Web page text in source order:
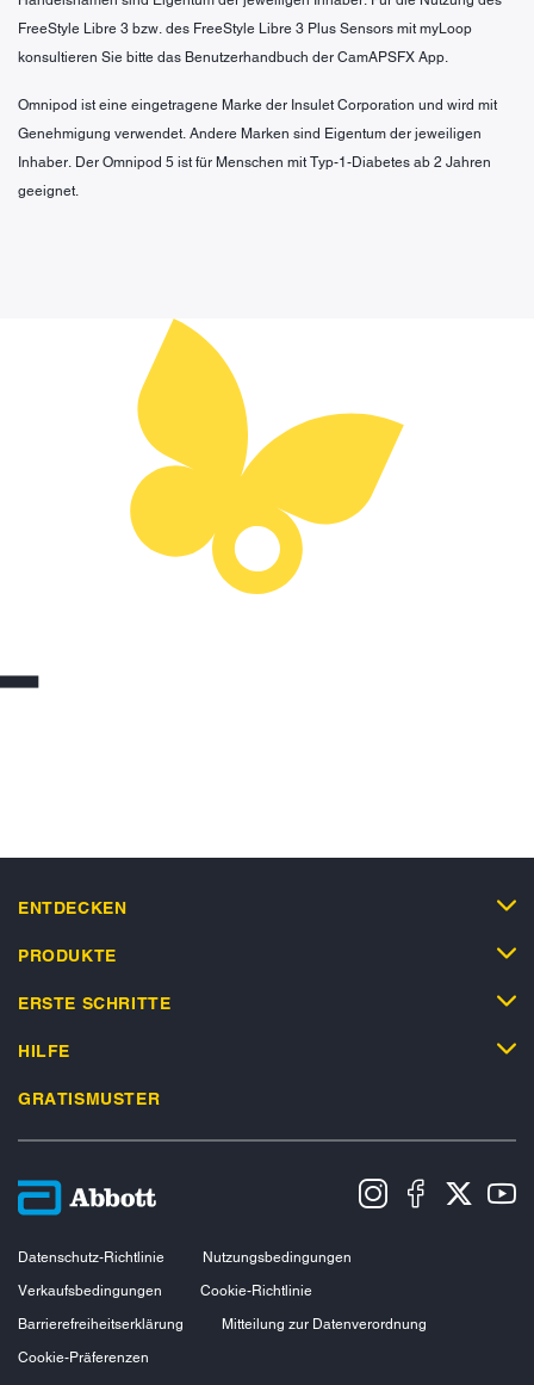
FreeStyle Libre 3 bzw. des FreeStyle Libre 3 Plus Sensors mit myLoop
konsultieren Sie bitte das Benutzerhandbuch der CamAPSFX App.
Omnipod ist eine eingetragene Marke der Insulet Corporation und wird mit
Genehmigung verwendet. Andere Marken sind Eigentum der jeweiligen
Inhaber. Der Omnipod 5 ist für Menschen mit Typ-1-Diabetes ab 2 Jahren
geeignet.
ENTDECKEN
PRODUKTE
ERSTE SCHRITTE
HILFE
GRATISMUSTER
Datenschutz-Richtlinie
Nutzungsbedingungen
Verkaufsbedingungen
Cookie-Richtlinie
Barrierefreiheitserklärung
Mitteilung zur Datenverordnung
Cookie-Präferenzen